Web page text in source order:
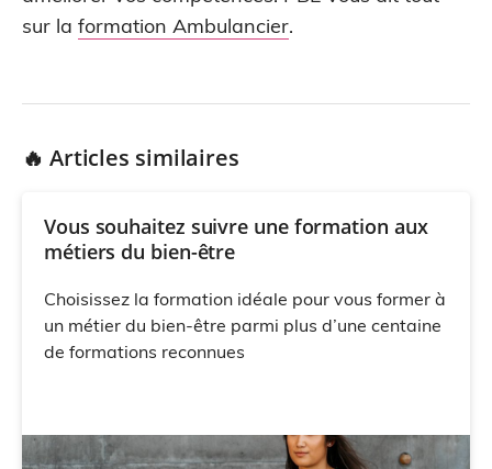
sur la formation Ambulancier.
🔥 Articles similaires
Vous souhaitez suivre une formation aux
métiers du bien-être
Choisissez la formation idéale pour vous former à
un métier du bien-être parmi plus d’une centaine
de formations reconnues